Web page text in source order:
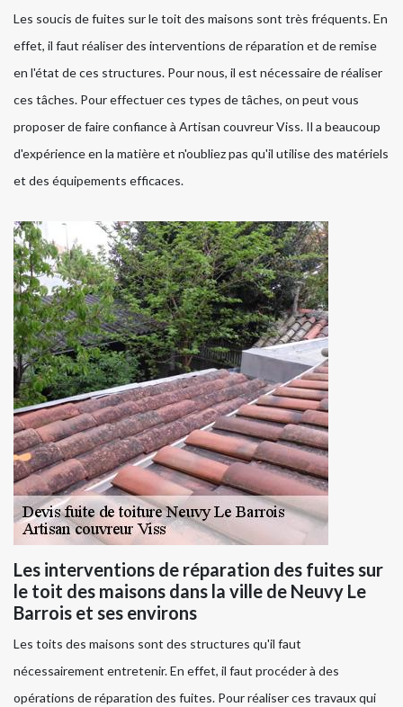
Les soucis de fuites sur le toit des maisons sont très fréquents. En
effet, il faut réaliser des interventions de réparation et de remise
en l'état de ces structures. Pour nous, il est nécessaire de réaliser
ces tâches. Pour effectuer ces types de tâches, on peut vous
proposer de faire confiance à Artisan couvreur Viss. Il a beaucoup
d'expérience en la matière et n'oubliez pas qu'il utilise des matériels
et des équipements efficaces.
Les interventions de réparation des fuites sur
le toit des maisons dans la ville de Neuvy Le
Barrois et ses environs
Les toits des maisons sont des structures qu'il faut
nécessairement entretenir. En effet, il faut procéder à des
opérations de réparation des fuites. Pour réaliser ces travaux qui